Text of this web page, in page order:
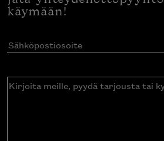
käymään!
Sähköpostiosoite(Pakollinen)
Kirjoita